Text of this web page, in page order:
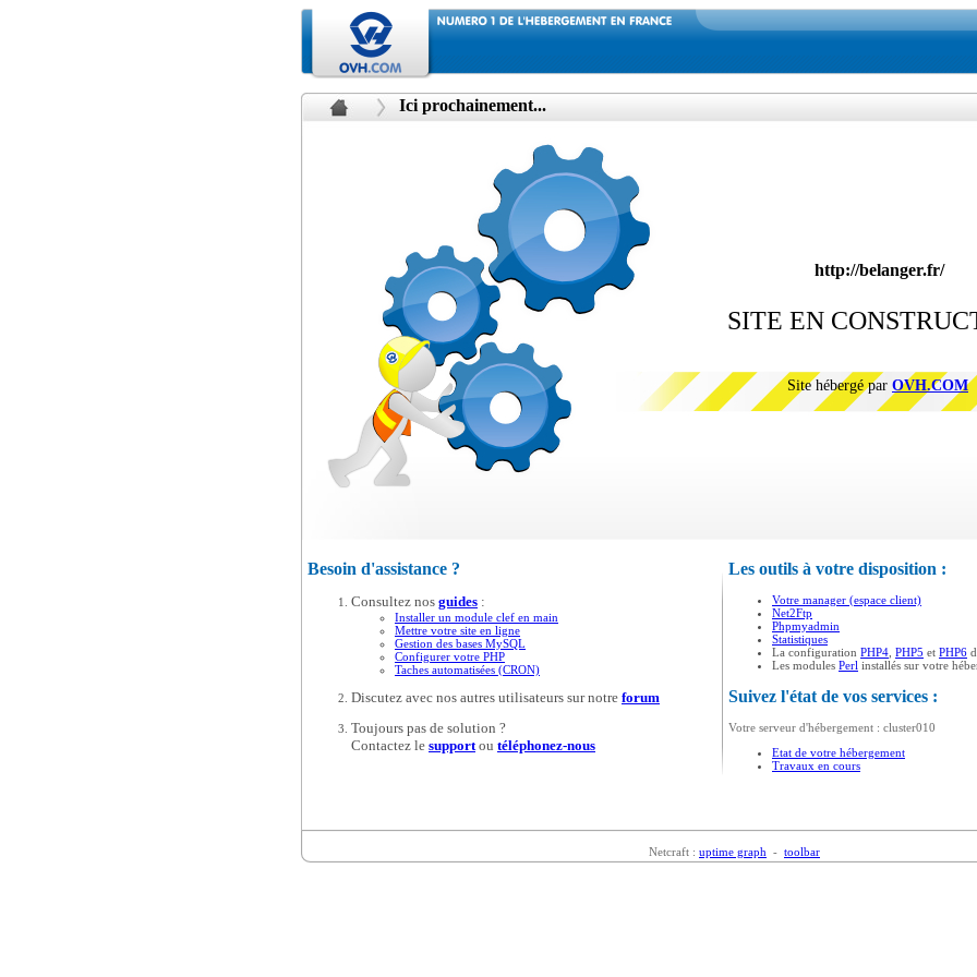
Ici prochainement...
http://belanger.fr/
SITE EN
Site hébergé par OVH.COM
Besoin d'assistance ?
Consultez nos guides :
Installer un module clef en main
Mettre votre site en ligne
Gestion des bases MySQL
Configurer votre PHP
Taches automatisées (CRON)
Discutez avec nos autres utilisateurs sur notre forum
Toujours pas de solution ?
Contactez le supportou téléphonez-nous
Les outils à votre disposition :
Votre manager (espace client)
Net2Ftp
Phpmyadmin
Statistiques
La configuration PHP4 PHP5 et PHP6
Les modules Perl installés sur votre
Suivez l'état de vos services :
Votre serveur d'hébergement : cluster010
Etat de votre hébergement
Travaux en cours
Netcraft : uptime graph - toolbar